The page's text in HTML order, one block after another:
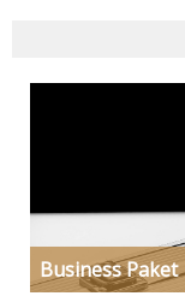
Business Paket